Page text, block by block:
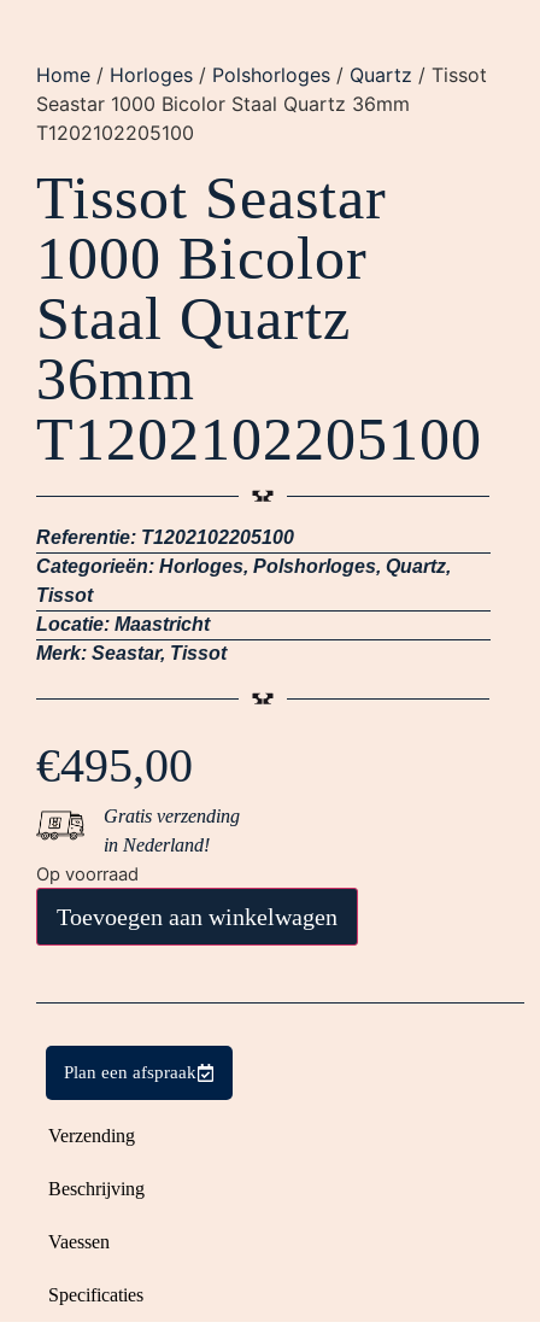
Home / Horloges / Polshorloges / Quartz / Tissot
Seastar 1000 Bicolor Staal Quartz 36mm
T1202102205100
Tissot Seastar
1000 Bicolor
Staal Quartz
36mm
T1202102205100
Referentie: T1202102205100
Categorieën: Horloges, Polshorloges, Quartz,
Tissot
Locatie: Maastricht
Merk: Seastar, Tissot
€495,00
Gratis verzending
in Nederland!
Op voorraad
Toevoegen aan winkelwagen
Plan een afspraak
Verzending
Beschrijving
Vaessen
Specificaties